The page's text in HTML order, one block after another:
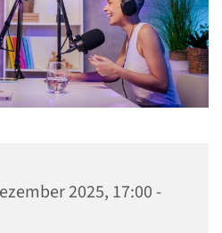
2025, 17:00 -